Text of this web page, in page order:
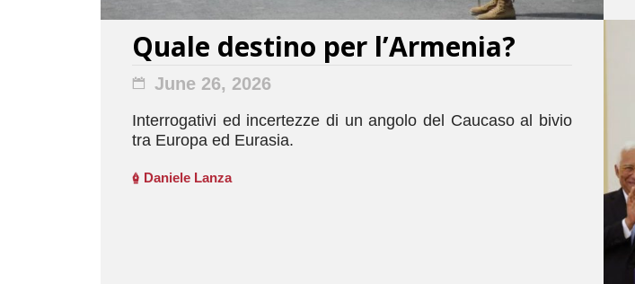
Quale destino per l’Armenia?
June 26, 2026
Interrogativi ed incertezze di un angolo del Caucaso al bivio
tra Europa ed Eurasia.
Daniele Lanza